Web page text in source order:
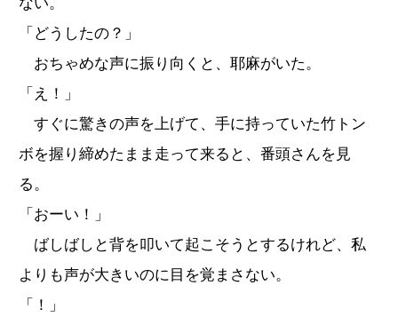
「どうしたの？」
おちゃめな声に振り向くと、耶麻がいた。
「え！」
すぐに驚きの声を上げて、手に持っていた竹トン
ボを握り締めたまま走って来ると、番頭さんを見
る。
「おーい！」
ばしばしと背を叩いて起こそうとするけれど、私
よりも声が大きいのに目を覚まさない。
「！」